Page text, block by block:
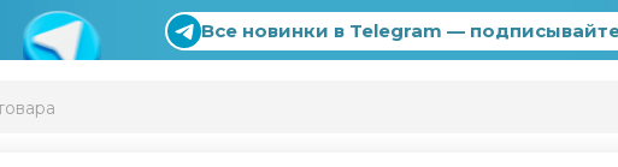
Все новинки в Telegram —